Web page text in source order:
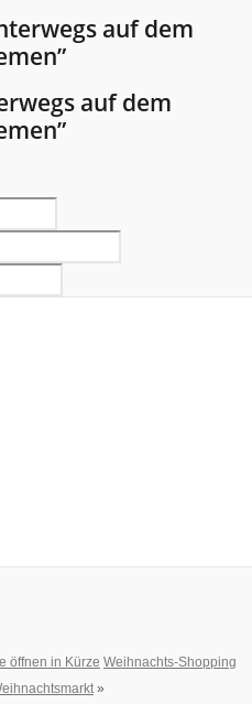
auf dem
auf dem
öffnen in Kürze Weihnachts-Shopping
»